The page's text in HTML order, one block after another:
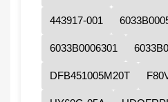
443917-001
6033B0006301
DFB451005M20T